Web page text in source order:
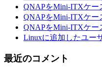
QNAPをMini-ITXケ
QNAPをMini-ITXケ
QNAPをMini-ITXケ
Linuxに追加したユー
最近のコメント